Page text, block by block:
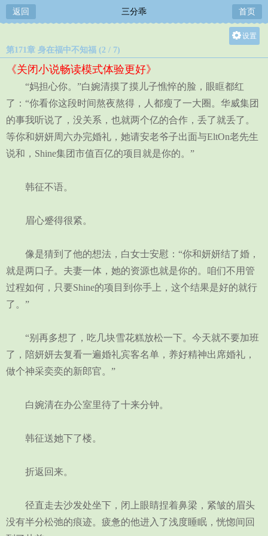
返回 三分乖 首页
设置
中
小
第171章 身在福中不知福 (2 / 7)
《关闭小说畅读模式体验更好》
“妈担心你。”白婉清摸了摸儿子憔悴的脸，眼眶都红
了：“你看你这段时间熬夜熬得，人都瘦了一大圈。华威集团
的事我听说了，没关系，也就两个亿的合作，丢了就丢了。
等你和妍妍周六办完婚礼，她请安老爷子出面与EltOn老先生
说和，Shine集团市值百亿的项目就是你的。”
韩征不语。
眉心蹙得很紧。
像是猜到了他的想法，白女士安慰：“你和妍妍结了婚，
就是两口子。夫妻一体，她的资源也就是你的。咱们不用管
过程如何，只要Shine的项目到你手上，这个结果是好的就行
了。”
“别再多想了，吃几块雪花糕放松一下。今天就不要加班
了，陪妍妍去复看一遍婚礼宾客名单，养好精神出席婚礼，
做个神采奕奕的新郎官。”
白婉清在办公室里待了十来分钟。
韩征送她下了楼。
折返回来。
径直走去沙发处坐下，闭上眼睛捏着鼻梁，紧皱的眉头
没有半分松弛的痕迹。疲惫的他进入了浅度睡眠，恍惚间回